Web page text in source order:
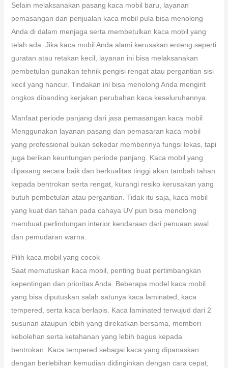
Selain melaksanakan pasang kaca mobil baru, layanan
pemasangan dan penjualan kaca mobil pula bisa menolong
Anda di dalam menjaga serta membetulkan kaca mobil yang
telah ada. Jika kaca mobil Anda alami kerusakan enteng seperti
guratan atau retakan kecil, layanan ini bisa melaksanakan
pembetulan gunakan tehnik pengisi rengat atau pergantian sisi
kecil yang hancur. Tindakan ini bisa menolong Anda mengirit
ongkos dibanding kerjakan perubahan kaca keseluruhannya.
Manfaat periode panjang dari jasa pemasangan kaca mobil
Menggunakan layanan pasang dan pemasaran kaca mobil
yang professional bukan sekedar memberinya fungsi lekas, tapi
juga berikan keuntungan periode panjang. Kaca mobil yang
dipasang secara baik dan berkualitas tinggi akan tambah tahan
kepada bentrokan serta rengat, kurangi resiko kerusakan yang
butuh pembetulan atau pergantian. Tidak itu saja, kaca mobil
yang kuat dan tahan pada cahaya UV pun bisa menolong
membuat perlindungan interior kendaraan dari penuaan awal
dan pemudaran warna.
Pilih kaca mobil yang cocok
Saat memutuskan kaca mobil, penting buat pertimbangkan
kepentingan dan prioritas Anda. Beberapa model kaca mobil
yang bisa diputuskan salah satunya kaca laminated, kaca
tempered, serta kaca berlapis. Kaca laminated terwujud dari 2
susunan ataupun lebih yang direkatkan bersama, memberi
kebolehan serta ketahanan yang lebih bagus kepada
bentrokan. Kaca tempered sebagai kaca yang dipanaskan
dengan berlebihan kemudian didinginkan dengan cara cepat,